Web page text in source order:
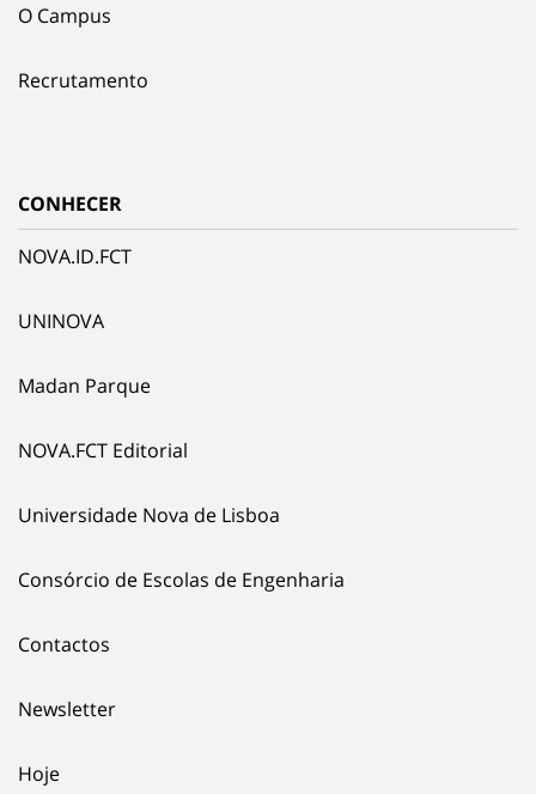
O Campus
Recrutamento
CONHECER
NOVA.ID.FCT
UNINOVA
Madan Parque
NOVA.FCT Editorial
Universidade Nova de Lisboa
Consórcio de Escolas de Engenharia
Contactos
Newsletter
Hoje